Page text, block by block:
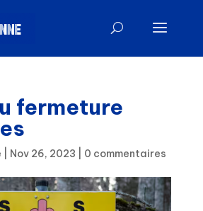
fermeture
Nov 26, 2023 0 commentaires